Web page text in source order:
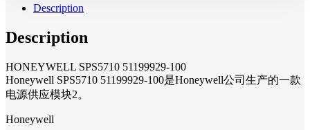
Description
Description
HONEYWELL SPS5710 51199929-100
Honeywell SPS5710 51199929-100是Honeywell公司生产的一款
电源供应模块2。
Honeywell